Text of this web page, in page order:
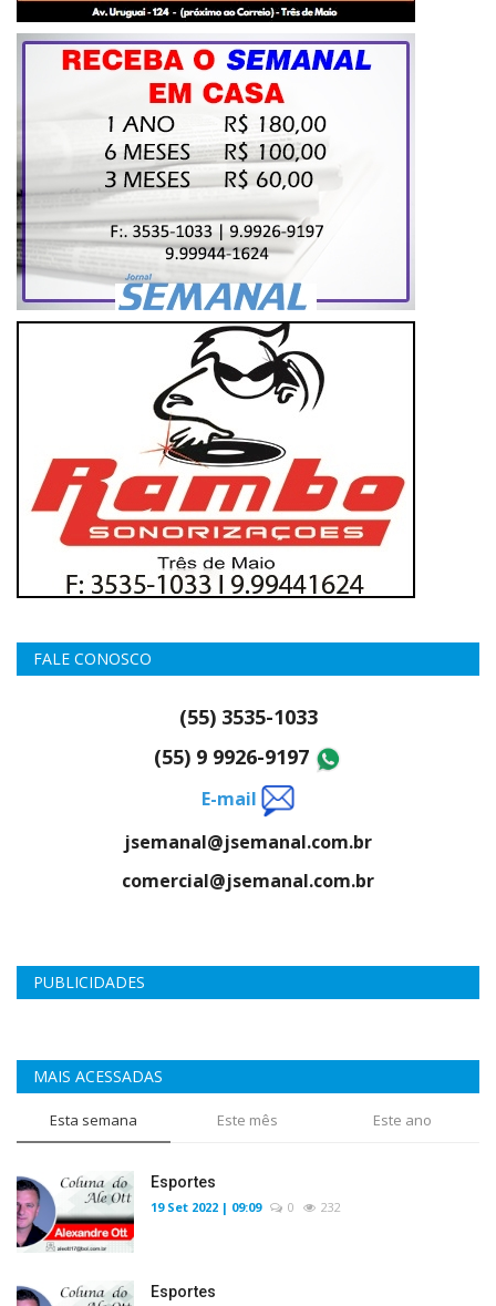
FALE CONOSCO
(55) 3535-1033
(55) 9 9926-9197
E-mail
jsemanal@jsemanal.com.br
comercial@jsemanal.com.br
PUBLICIDADES
MAIS ACESSADAS
Esta semana Este mês Este ano
Esportes
19 Set 2022 | 09:09 0 232
Esportes